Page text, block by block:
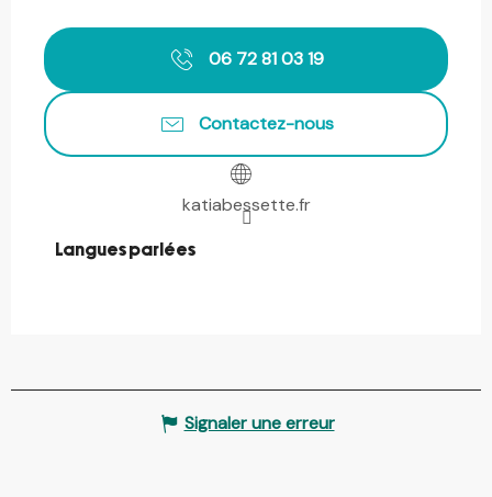
06 72 81 03 19
Contactez-nous
katiabessette.fr
Langues parlées
Langues parlées
Signaler une erreur